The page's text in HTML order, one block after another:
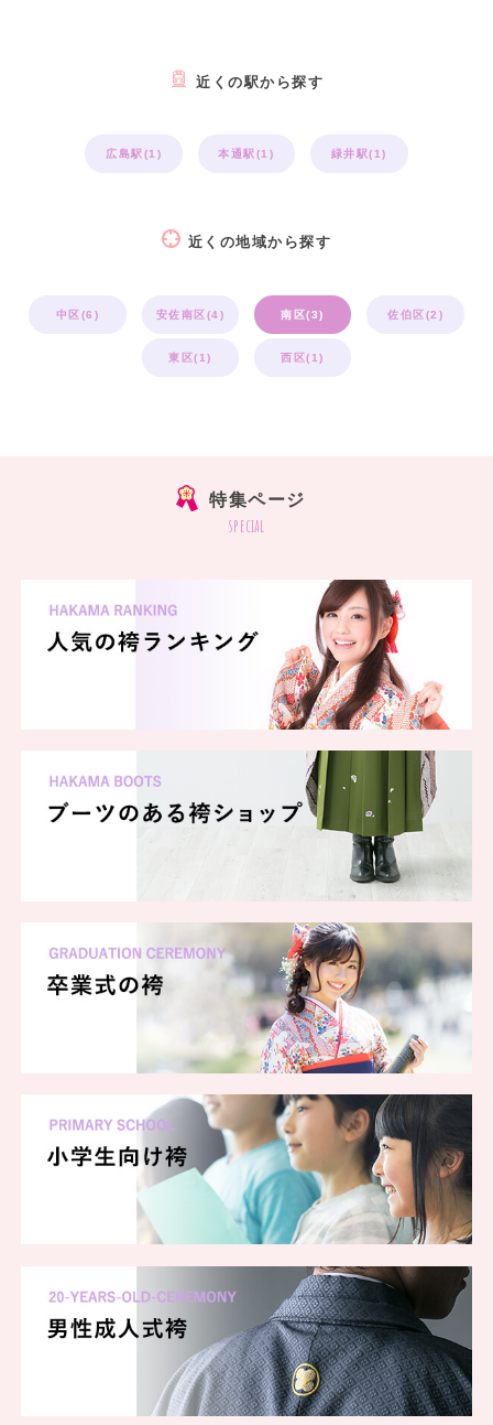
近くの駅から探す
広島駅(1) 本通駅(1) 緑井駅(1)
近くの地域から探す
中区(6) 安佐南区(4) 南区(3) 佐伯区(2)
東区(1) 西区(1)
特集ページ
special